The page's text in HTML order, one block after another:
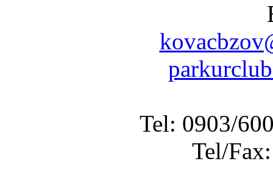
Tel: 0903/
Tel/